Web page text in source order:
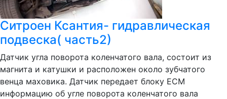
Ситроен Ксантия- гидравлическая
подвеска( часть2)
Датчик угла поворота коленчатого вала, состоит из
магнита и катушки и расположен около зубчатого
венца маховика. Датчик передает блоку ЕСМ
информацию об угле поворота коленчатого вала